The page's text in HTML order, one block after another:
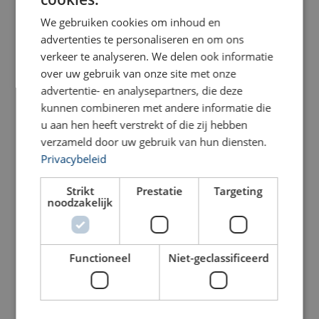
Bekijk product
Holmatro Hydraulische
Cilinder HAC H,
Aluminium
Bekijk product
Holmatro Hydraulische
Cilinder HFC S, platte
Bekijk product
We gebruiken cookies om inhoud en
advertenties te personaliseren en om ons
verkeer te analyseren. We delen ook informatie
over uw gebruik van onze site met onze
advertentie- en analysepartners, die deze
kunnen combineren met andere informatie die
u aan hen heeft verstrekt of die zij hebben
verzameld door uw gebruik van hun diensten.
Privacybeleid
Strikt
noodzakelijk
Prestatie Targeting
Functioneel Niet-geclassificeerd